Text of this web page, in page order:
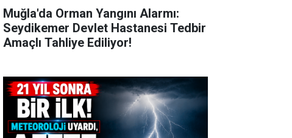
Muğla'da Orman Yangını Alarmı:
Seydikemer Devlet Hastanesi Tedbir
Amaçlı Tahliye Ediliyor!